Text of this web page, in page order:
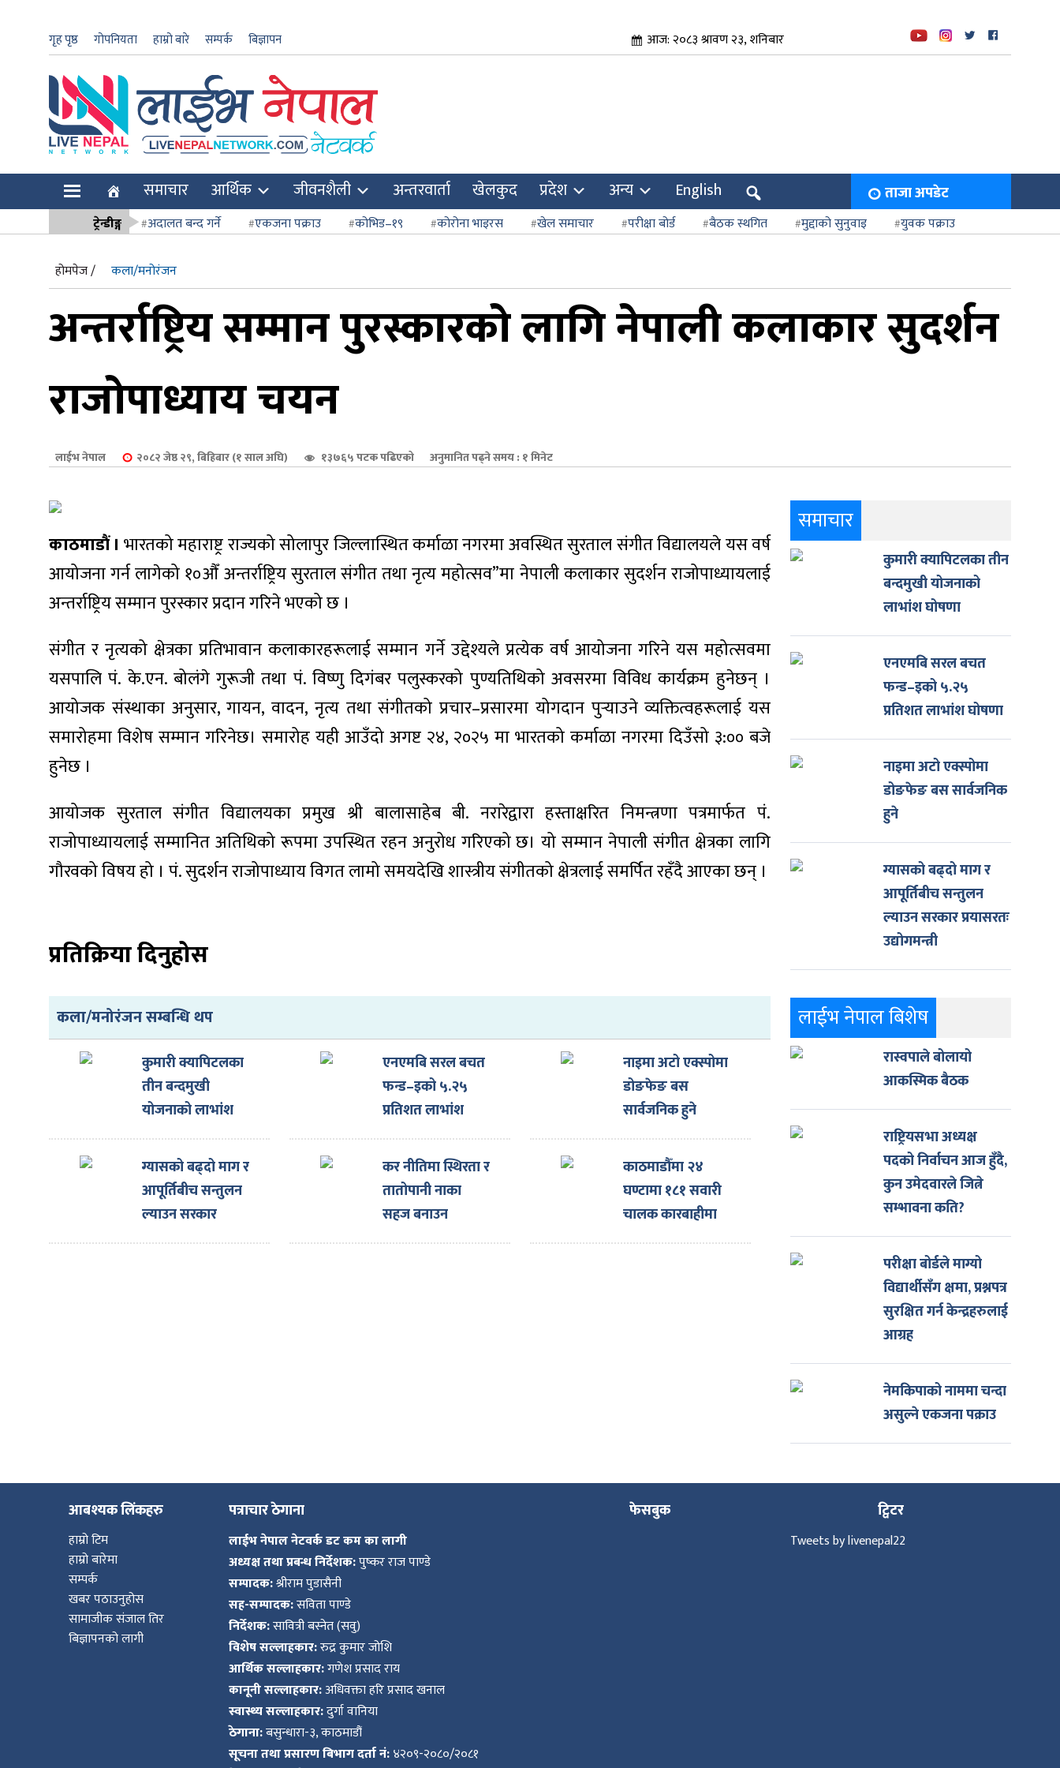
गृह पृष्ठ गोपनियता हाम्रो बारे सम्पर्क बिज्ञापन आज: २०८३ श्रावण २३, शनिबार
समाचार आर्थिक जीवनशैली अन्तरवार्ता खेलकुद प्रदेश अन्य English ताजा अपडेट
ट्रेन्डीङ्ग अदालत बन्द गर्ने एकजना पक्राउ कोभिड–१९ कोरोना भाइरस खेल समाचार परीक्षा बोर्ड बैठक स्थगित मुद्दाको सुनुवाइ
युवक पक्राउ
होमपेज /
कला/मनोरंजन
अन्तर्राष्ट्रिय सम्मान पुरस्कारको लागि नेपाली कलाकार सुदर्शन
राजोपाध्याय चयन
लाईभ नेपाल २०८२ जेष्ठ २९, बिहिबार (१ साल अघि) १३७६५ पटक पढिएको अनुमानित पढ्ने समय : १ मिनेट
काठमाडौं । भारतको महाराष्ट्र राज्यको सोलापुर जिल्लास्थित कर्माळा नगरमा अवस्थित सुरताल संगीत विद्यालयले यस वर्ष
आयोजना गर्न लागेको १०औँ अन्तर्राष्ट्रिय सुरताल संगीत तथा नृत्य महोत्सव”मा नेपाली कलाकार सुदर्शन राजोपाध्यायलाई
अन्तर्राष्ट्रिय सम्मान पुरस्कार प्रदान गरिने भएको छ ।
संगीत र नृत्यको क्षेत्रका प्रतिभावान कलाकारहरूलाई सम्मान गर्ने उद्देश्यले प्रत्येक वर्ष आयोजना गरिने यस महोत्सवमा
यसपालि पं. के.एन. बोलंगे गुरूजी तथा पं. विष्णु दिगंबर पलुस्करको पुण्यतिथिको अवसरमा विविध कार्यक्रम हुनेछन् ।
आयोजक संस्थाका अनुसार, गायन, वादन, नृत्य तथा संगीतको प्रचार–प्रसारमा योगदान पुर्‍याउने व्यक्तित्वहरूलाई यस
समारोहमा विशेष सम्मान गरिनेछ। समारोह यही आउँदो अगष्ट २४, २०२५ मा भारतको कर्माळा नगरमा दिउँसो ३:०० बजे
हुनेछ ।
आयोजक सुरताल संगीत विद्यालयका प्रमुख श्री बालासाहेब बी. नरारेद्वारा हस्ताक्षरित निमन्त्रणा पत्रमार्फत पं.
राजोपाध्यायलाई सम्मानित अतिथिको रूपमा उपस्थित रहन अनुरोध गरिएको छ। यो सम्मान नेपाली संगीत क्षेत्रका लागि
गौरवको विषय हो । पं. सुदर्शन राजोपाध्याय विगत लामो समयदेखि शास्त्रीय संगीतको क्षेत्रलाई समर्पित रहँदै आएका छन् ।
प्रतिक्रिया दिनुहोस
कला/मनोरंजन सम्बन्धि थप
कुमारी क्यापिटलका
तीन बन्दमुखी
योजनाको लाभांश
घोषणा
एनएमबि सरल बचत
फन्ड–इको ५.२५
प्रतिशत लाभांश
घोषणा
नाइमा अटो एक्स्पोमा
डोङफेङ बस
सार्वजनिक हुने
ग्यासको बढ्दो माग र
आपूर्तिबीच सन्तुलन
ल्याउन सरकार
प्रयासरतः उद्योगमन्त्री
कर नीतिमा स्थिरता र
तातोपानी नाका
सहज बनाउन
नाइमाको माग,
काठमाडौँमा २४
घण्टामा १८१ सवारी
चालक कारबाहीमा
समाचार
कुमारी क्यापिटलका तीन
बन्दमुखी योजनाको
लाभांश घोषणा
एनएमबि सरल बचत
फन्ड–इको ५.२५
प्रतिशत लाभांश घोषणा
नाइमा अटो एक्स्पोमा
डोङफेङ बस सार्वजनिक
हुने
ग्यासको बढ्दो माग र
आपूर्तिबीच सन्तुलन
ल्याउन सरकार प्रयासरतः
उद्योगमन्त्री
लाईभ नेपाल बिशेष
रास्वपाले बोलायो
आकस्मिक बैठक
राष्ट्रियसभा अध्यक्ष
पदको निर्वाचन आज हुँदै,
कुन उमेदवारले जित्ने
सम्भावना कति?
परीक्षा बोर्डले माग्यो
विद्यार्थीसँग क्षमा, प्रश्नपत्र
सुरक्षित गर्न केन्द्रहरुलाई
आग्रह
नेमकिपाको नाममा चन्दा
असुल्ने एकजना पक्राउ
आबश्यक लिंकहरु
हाम्रो टिम
हाम्रो बारेमा
सम्पर्क
खबर पठाउनुहोस
सामाजीक संजाल तिर
बिज्ञापनको लागी
पत्राचार ठेगाना
लाईभ नेपाल नेटवर्क डट कम का लागी
अध्यक्ष तथा प्रबन्ध निर्देशक:पुष्कर राज पाण्डे
सम्पादक:श्रीराम पुडासैनी
सह-सम्पादक:सविता पाण्डे
निर्देशक:सावित्री बस्नेत (सवु)
विशेष सल्लाहकार:रुद्र कुमार जोशि
आर्थिक सल्लाहकार:गणेश प्रसाद राय
कानूनी सल्लाहकार:अधिवक्ता हरि प्रसाद खनाल
स्वास्थ्य सल्लाहकार:दुर्गा वानिया
ठेगाना:बसुन्धारा-३, काठमाडौं
सूचना तथा प्रसारण बिभाग दर्ता नं:४२०९-२०८०/२०८१
फेसबुक ट्विटर
Tweets by livenepal22